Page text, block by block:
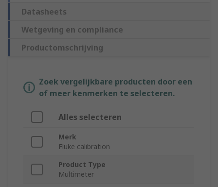
Datasheets
Wetgeving en compliance
Productomschrijving
Zoek vergelijkbare producten door een
of meer kenmerken te selecteren.
Alles selecteren
Merk
Fluke calibration
Product Type
Multimeter